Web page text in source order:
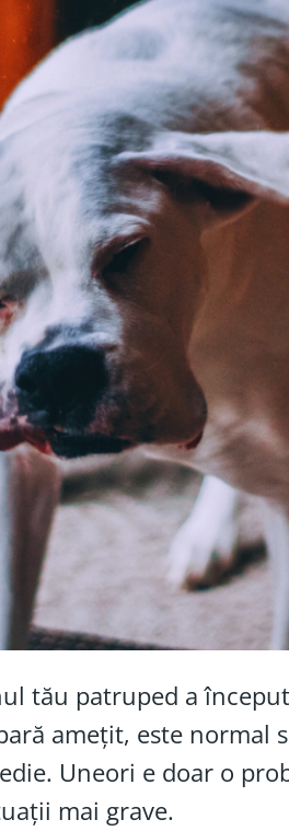
tău patruped a
amețit, este normal
Uneori e doar o
mai grave.